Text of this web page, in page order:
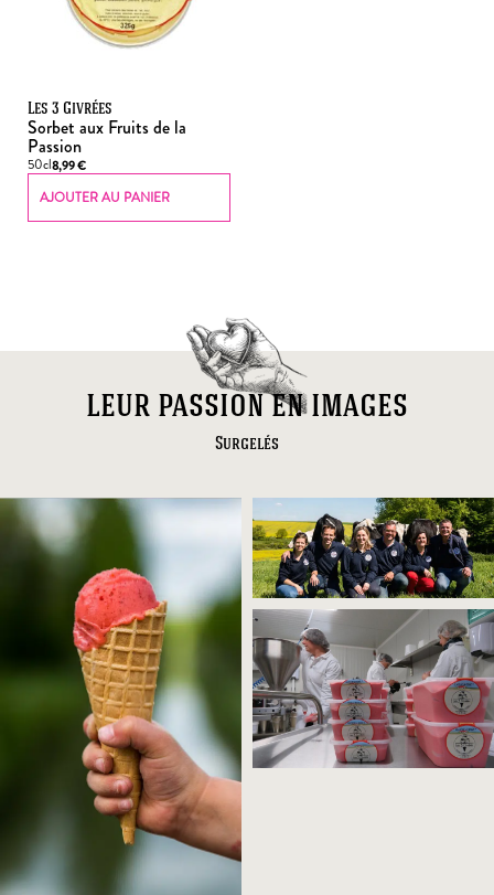
Les 3 Givrées
Sorbet aux Fruits de la
Passion
50cl8,99€
AJOUTER AU PANIER
leur passion en images
Surgelés